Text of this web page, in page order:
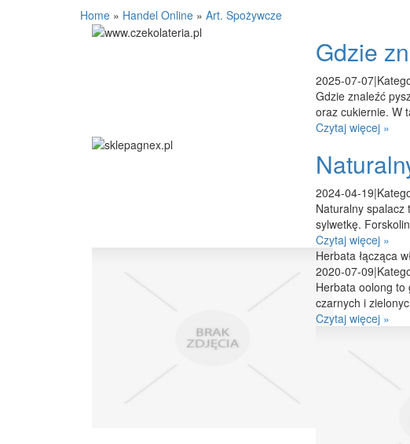
Home » Handel Online » Art. Spożywcze
Gdzie
2025-07-07|
Gdzie znaleźć
oraz cukiernie. W
Czytaj więcej »
2024-04-19|
Naturalny spalacz
sylwetkę.
Czytaj więcej »
Herbata łącząca
2020-07-09|
Herbata oolong to
czarnych i
Czytaj więcej »